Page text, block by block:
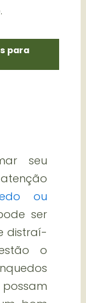
para
seu
ou
ser
distraí-
o